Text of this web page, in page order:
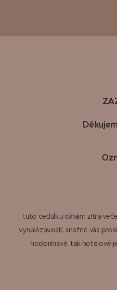
tuto cedulku dávám zítra
vynalézavostí, snažně vás
hodonínské, tak hotelové